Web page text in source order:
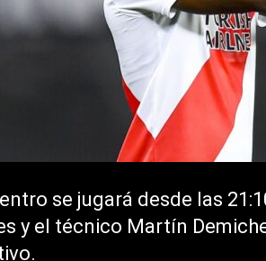
se jugará desde las
y el técnico Martín